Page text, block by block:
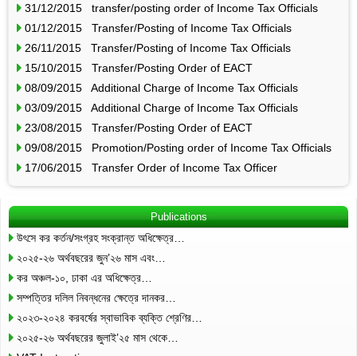
31/12/2015 transfer/posting order of Income Tax Officials
01/12/2015 Transfer/Posting of Income Tax Officials
26/11/2015 Transfer/Posting of Income Tax Officials
15/10/2015 Transfer/Posting Order of EACT
08/09/2015 Additional Charge of Income Tax Officials
03/09/2015 Additional Charge of Income Tax Officials
23/08/2015 Transfer/Posting Order of EACT
09/08/2015 Promotion/Posting order of Income Tax Officials
17/06/2015 Transfer Order of Income Tax Officer
Publications
উৎসে কর কর্তন/সংগ্রহ সংক্রান্ত অধিক্ষেত্র…
২০২৫-২৬ অর্থবছরের জুন’২৬ মাস এবং…
কর অঞ্চল-১০, ঢাকা এর অধিক্ষেত্র…
সম্পত্তির দলিল নিবন্ধনের ক্ষেত্রে দানকর…
২০২৩-২০২৪ করবর্ষের স্বাভাবিক ব্যক্তি শ্রেণির…
২০২৫-২৬ অর্থবছরের জুলাই’২৫ মাস থেকে…